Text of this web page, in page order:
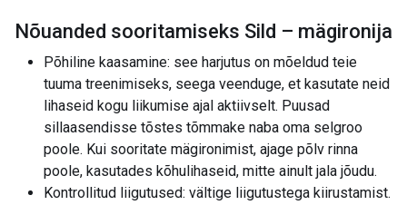
Nõuanded sooritamiseks Sild – mägironija
Põhiline kaasamine: see harjutus on mõeldud teie
tuuma treenimiseks, seega veenduge, et kasutate neid
lihaseid kogu liikumise ajal aktiivselt. Puusad
sillaasendisse tõstes tõmmake naba oma selgroo
poole. Kui sooritate mägironimist, ajage põlv rinna
poole, kasutades kõhulihaseid, mitte ainult jala jõudu.
Kontrollitud liigutused: vältige liigutustega kiirustamist.